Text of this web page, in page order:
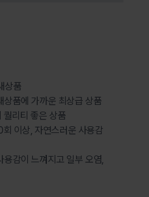
상품
품에 가까운 최상급 상품
퀄리티 좋은 상품
이상, 자연스러운 사용감
감이 느껴지고 일부 오염,